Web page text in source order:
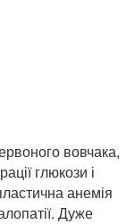
вовчака,
глюкози і
анемія
Дуже